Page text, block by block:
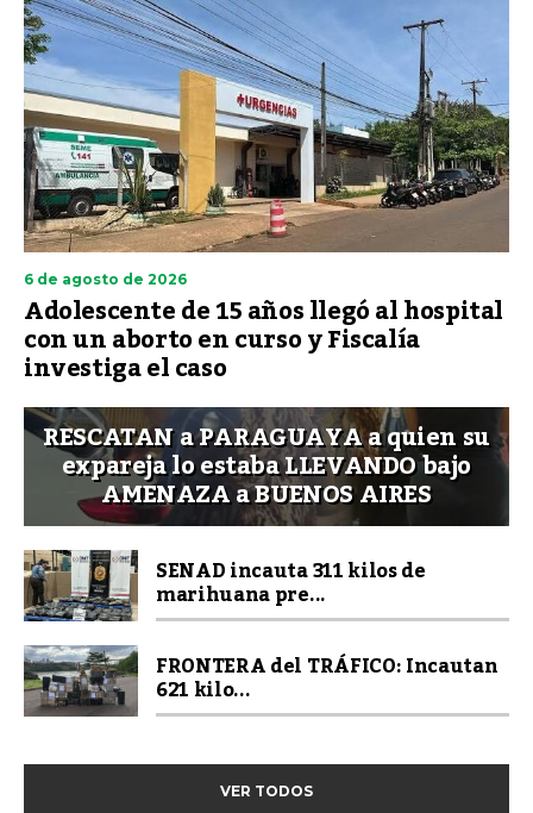
6 de agosto de 2026
Adolescente de 15 años llegó al hospital
con un aborto en curso y Fiscalía
investiga el caso
RESCATAN a PARAGUAYA a quien su
expareja lo estaba LLEVANDO bajo
AMENAZA a BUENOS AIRES
SENAD incauta 311 kilos de
marihuana pre...
FRONTERA del TRÁFICO: Incautan
621 kilo...
VER TODOS